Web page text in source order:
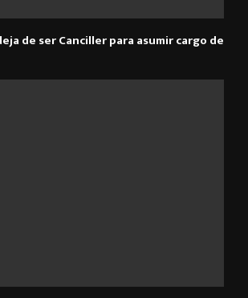
de ser Canciller para asumir cargo de